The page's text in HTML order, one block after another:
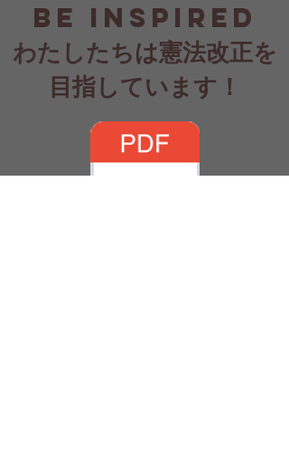
BE inspired
​わたしたちは憲法改正を
目指しています！